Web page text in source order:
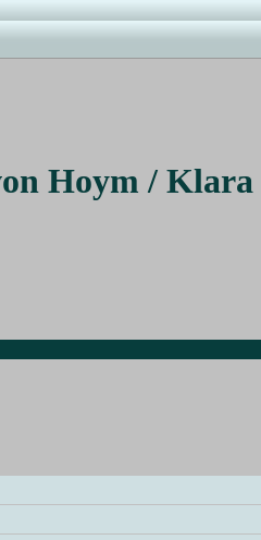
Hoym /